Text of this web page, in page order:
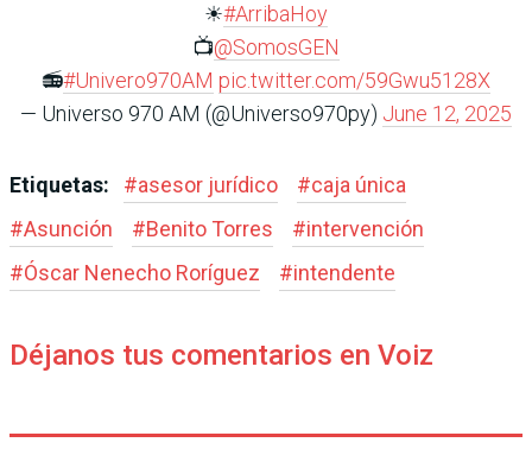
☀#ArribaHoy
📺@SomosGEN
📻#Univero970AM pic.twitter.com/59Gwu5128X
— Universo 970 AM (@Universo970py) June 12, 2025
Etiquetas: #asesor jurídico #caja única
#Asunción #Benito Torres #intervención
#Óscar Nenecho Roríguez #intendente
Déjanos tus comentarios en Voiz